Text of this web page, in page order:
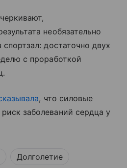
необязательно
спортзал: достаточно двух
с проработкой
, что силовые
заболеваний сердца у
Долголетие